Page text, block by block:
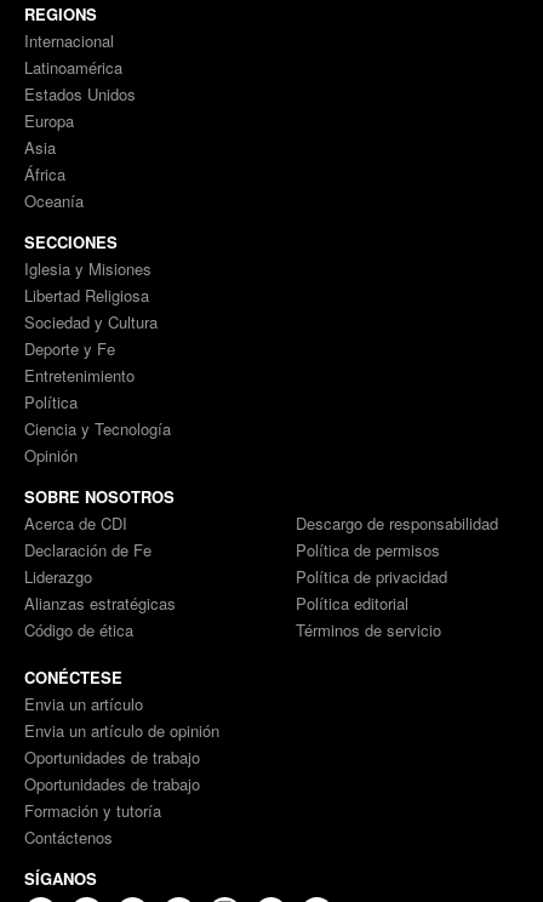
REGIONS
Internacional
Latinoamérica
Estados Unidos
Europa
Asia
África
Oceanía
SECCIONES
Iglesia y Misiones
Libertad Religiosa
Sociedad y Cultura
Deporte y Fe
Entretenimiento
Política
Ciencia y Tecnología
Opinión
SOBRE NOSOTROS
Acerca de CDI
Declaración de Fe
Liderazgo
Alianzas estratégicas
Código de ética
Descargo de responsabilidad
Política de permisos
Política de privacidad
Política editorial
Términos de servicio
CONÉCTESE
Envia un artículo
Envia un artículo de opinión
Oportunidades de trabajo
Oportunidades de trabajo
Formación y tutoría
Contáctenos
SÍGANOS